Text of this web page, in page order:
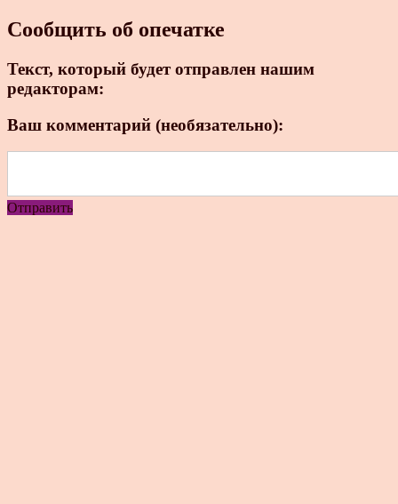
Сообщить об опечатке
Текст, который будет отправлен нашим
редакторам:
Ваш комментарий (необязательно):
Отправить